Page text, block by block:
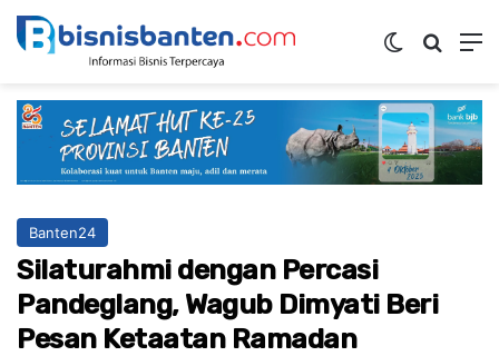
Switch skin
Banten24
Silaturahmi dengan Percasi
Pandeglang, Wagub Dimyati Beri
Pesan Ketaatan Ramadan